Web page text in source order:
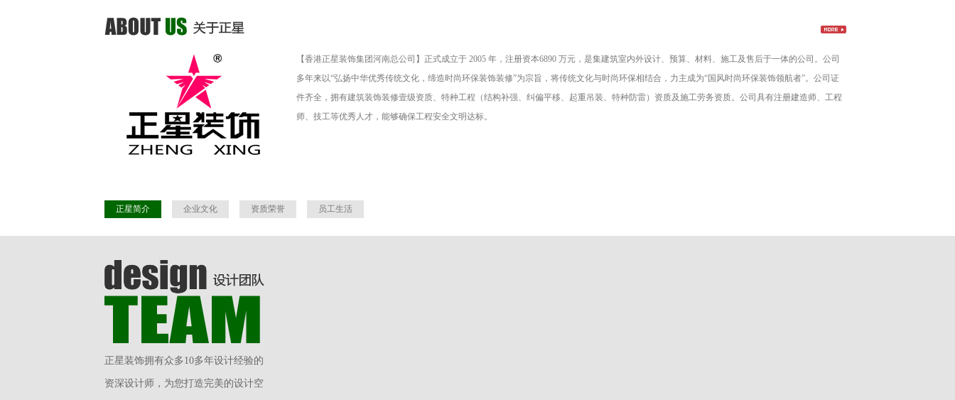
【香港正星装饰集团河南总公司】正式成立于 2005 年，注册资本6890 万元，是集建筑室内外设计、预算、材料、施工及售后于一体的公司。公司
多年来以“弘扬中华优秀传统文化，缔造时尚环保装饰装修”为宗旨，将传统文化与时尚环保相结合，力主成为“国风时尚环保装饰领航者”。公司证
件齐全，拥有建筑装饰装修壹级资质、特种工程（结构补强、纠偏平移、起重吊装、特种防雷）资质及施工劳务资质。公司具有注册建造师、工程
师、技工等优秀人才，能够确保工程安全文明达标。
正星简介 企业文化 资质荣誉 员工生活
正星装饰拥有众多10多年设计经验的
资深设计师，为您打造完美的设计空